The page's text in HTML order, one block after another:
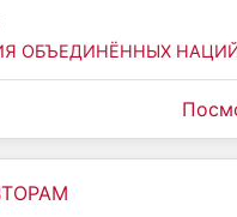
ОБЪЕДИНЁННЫХ